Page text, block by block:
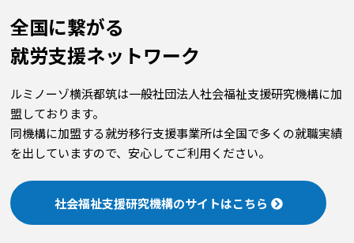
全国に繋がる
就労⽀援ネットワーク
ルミノーゾ横浜都筑は一般社団法人社会福祉支援研究機構に加
盟しております。
同機構に加盟する就労移行支援事業所は全国で多くの就職実績
を出していますので、安心してご利用ください。
社会福祉支援研究機構のサイトはこちら